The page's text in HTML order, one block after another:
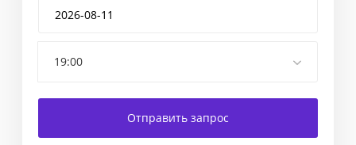
код
Вам
сообщении.
в
19:00
Отправить запрос